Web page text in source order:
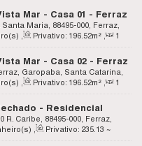
Mar - Casa 01 - Ferraz
Santa Maria, 88495-000, Ferraz,
Privativo: 196 .52m²
1
Mar - Casa 02 - Ferraz
Garopaba, Santa Catarina,
Privativo: 196 .52m²
1
- Residencial
SC
R. Caribe, 88495-000, Ferraz,
Privativo: 235 .13 ~